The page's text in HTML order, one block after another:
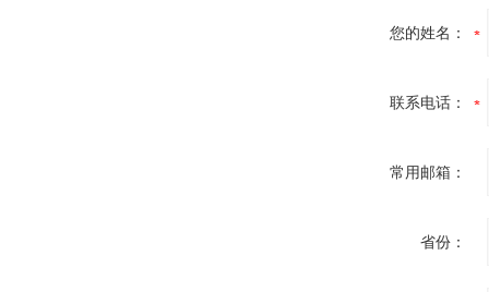
您的姓名：
联系电话：
常用邮箱：
省份：